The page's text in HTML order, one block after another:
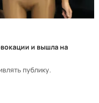
и вышла на
публику.